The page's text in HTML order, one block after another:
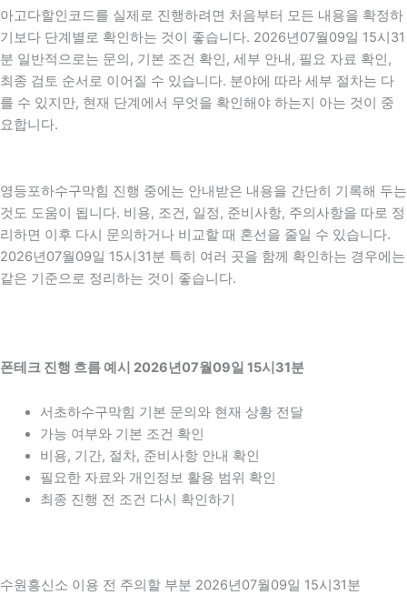
아고다할인코드를 실제로 진행하려면 처음부터 모든 내용을 확정하
기보다 단계별로 확인하는 것이 좋습니다. 2026년07월09일 15시31
분 일반적으로는 문의, 기본 조건 확인, 세부 안내, 필요 자료 확인,
최종 검토 순서로 이어질 수 있습니다. 분야에 따라 세부 절차는 다
를 수 있지만, 현재 단계에서 무엇을 확인해야 하는지 아는 것이 중
요합니다.
영등포하수구막힘 진행 중에는 안내받은 내용을 간단히 기록해 두는
것도 도움이 됩니다. 비용, 조건, 일정, 준비사항, 주의사항을 따로 정
리하면 이후 다시 문의하거나 비교할 때 혼선을 줄일 수 있습니다.
2026년07월09일 15시31분 특히 여러 곳을 함께 확인하는 경우에는
같은 기준으로 정리하는 것이 좋습니다.
폰테크 진행 흐름 예시 2026년07월09일 15시31분
서초하수구막힘 기본 문의와 현재 상황 전달
가능 여부와 기본 조건 확인
비용, 기간, 절차, 준비사항 안내 확인
필요한 자료와 개인정보 활용 범위 확인
최종 진행 전 조건 다시 확인하기
수원흥신소 이용 전 주의할 부분 2026년07월09일 15시31분